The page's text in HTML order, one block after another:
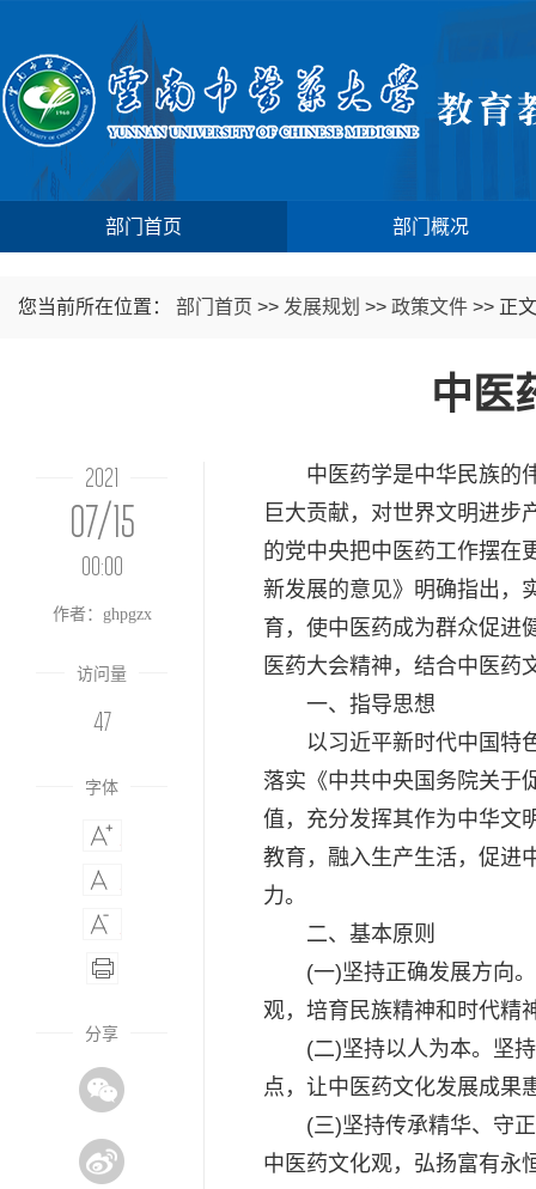
部门首页 部门概况
您当前所在位置： 部门首页 >> 发展规划 >> 政策文件 >> 正文
2021
07/15
00:00
作者：ghpgzx
访问量
47
字体
分享
中医
中医药学是中华民族的伟
巨大贡献，对世界文明进步
的党中央把中医药工作摆在
新发展的意见》明确指出，
育，使中医药成为群众促进
医药大会精神，结合中医药
一、指导思想
以习近平新时代中国特色
落实《中共中央国务院关于
值，充分发挥其作为中华文
教育，融入生产生活，促进
力。
二、基本原则
(一)坚持正确发展方向。
观，培育民族精神和时代精
(二)坚持以人为本。坚持
点，让中医药文化发展成果
(三)坚持传承精华、守正
中医药文化观，弘扬富有永